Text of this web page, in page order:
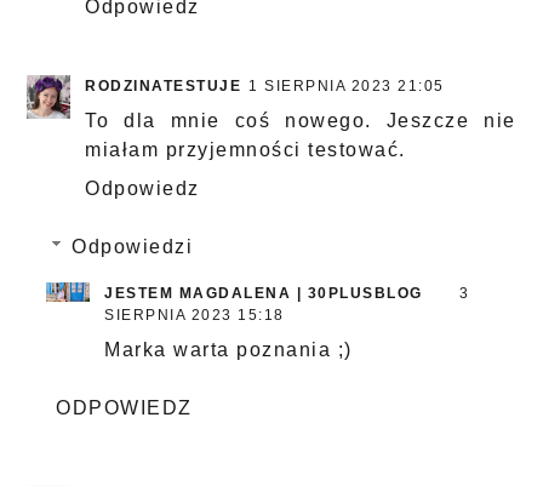
Odpowiedz
RODZINATESTUJE 1 SIERPNIA 2023 21:05
To dla mnie coś nowego. Jeszcze nie
miałam przyjemności testować.
Odpowiedz
Odpowiedzi
JESTEM MAGDALENA | 30PLUSBLOG
3
SIERPNIA 2023 15:18
Marka warta poznania ;)
ODPOWIEDZ